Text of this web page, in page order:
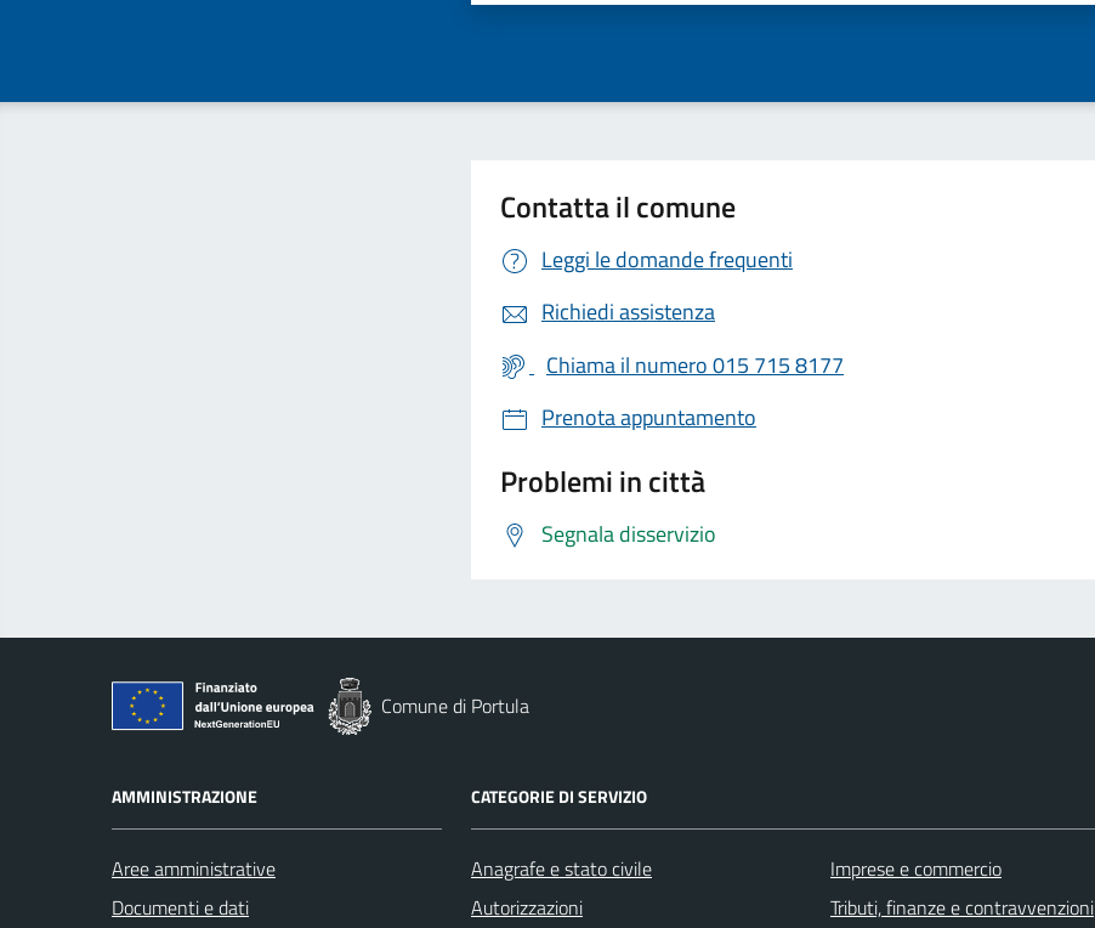
Contatta il comune
Leggi le domande frequenti
Richiedi assistenza
Chiama il numero 015 715 8177
Prenota appuntamento
Problemi in città
Segnala disservizio
Comune di Portula
AMMINISTRAZIONE
Aree amministrative
Documenti e dati
CATEGORIE DI SERVIZIO
Anagrafe e stato civile
Autorizzazioni
Imprese e commercio
Tributi, finanze e contravvenzioni